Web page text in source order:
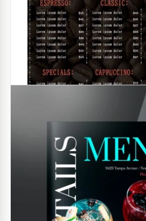
Voulez-vous créer un design
pour un nouveau menu dans votre
Google Slides
Menu du restaurant Black